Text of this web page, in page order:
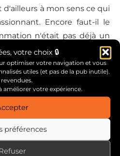
votre choix 🔒
optimiser votre navigation et vous
utiles (et pas de la pub inutile).
améliorer votre expérience.
préférences
d'ailleurs à mon sens ce qui
Encore faut-il le
n'était pas déjà un
doute devenue. Au
d'un projet et d'une
qui peuvent vous